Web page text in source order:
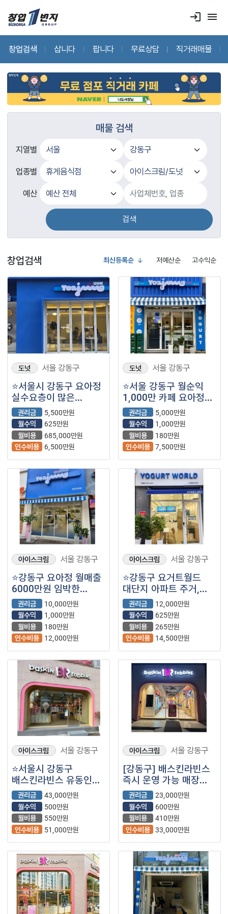
login menu
창업검색 삽니다 팝니다 무료상담 직거래매물
매물 검색
지열별
업종별
예산
검색
창업검색 최신등록순 저예산순 고수익순
도넛 서울 강동구
⭐서울시 강동구 요아정
실수요층이 많은
지역에서 꾸준히 매출이
잘 나오며 고정비용이
저렴해 매출대비 순익이
많이 남는 매장입니다.
권리금
5,500만원
월수익
625만원
월비용
685,000만원
인수비용
6,500만원
도넛 서울 강동구
⭐서울 강동구 월순익
1,000만 카페 요아정
소자본 창업 가능 ⭐
권리금
5,000만원
월수익
1,000만원
월비용
180만원
인수비용 7,500만원
아이스크림 서울 강동구
⭐강동구 요아정 월매출
6000만원 임박한
인구밀집지역에서 수요
높은 매장입니다.
권리금
10,000만원
월수익
1,000만원
월비용
180만원
인수비용
12,000만원
아이스크림 서울 강동구
⭐강동구 요거트월드
대단지 아파트 주거,
역출입구 앞이며
대로변이라 가시성이
좋습니다.
권리금
12,000만원
월수익
625만원
월비용
265만원
인수비용
14,500만원
아이스크림 서울 강동구
⭐서울시 강동구
배스킨라빈스 유동인구
많은 상권 좋은 자리에
오픈한 신규
매장입니다.
권리금
43,000만원
월수익
500만원
월비용
550만원
인수비용
51,000만원
아이스크림 서울 강동구
[강동구] 배스킨라빈스
즉시 운영 가능 매장
(베스킨라빈스/베라/
배라/아이스크림/
프랜차이즈)
권리금
23,000만원
월수익
600만원
월비용
410만원
인수비용 33,000만원